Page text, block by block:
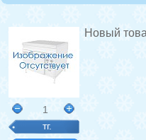
1
тг.
Новый